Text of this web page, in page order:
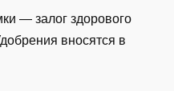
— залог здорового
вносятся в